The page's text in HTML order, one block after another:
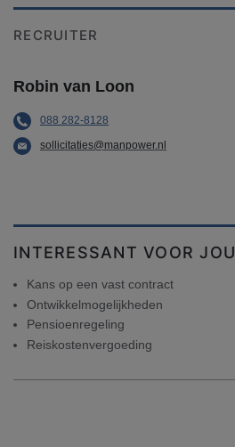
RECRUITER
Robin van Loon
088 282-8128
sollicitaties@manpower.nl
INTERESSANT VOOR JOU
Kans op een vast contract
Ontwikkelmogelijkheden
Pensioenregeling
Reiskostenvergoeding